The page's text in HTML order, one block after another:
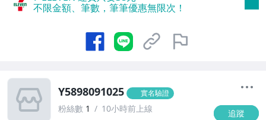
不限金額、筆數，筆筆優惠無限次！
Y5898091025 實名驗證
粉絲數 1 10小時前上線 追蹤